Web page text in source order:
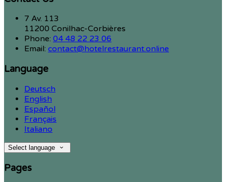
7 Av. 113
11200 Conilhac-Corbières
Phone: 04 48 22 23 06
Email: contact@hotelrestaurant.online
Language
Deutsch
English
Español
Français
Italiano
Select language
Pages